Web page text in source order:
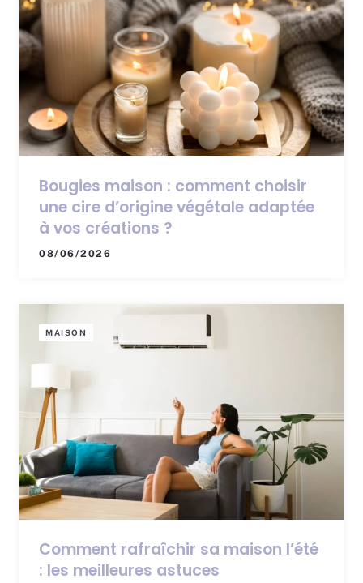
Bougies maison : comment choisir
une cire d’origine végétale adaptée
à vos créations ?
08/06/2026
MAISON
Comment rafraîchir sa maison l’été
: les meilleures astuces